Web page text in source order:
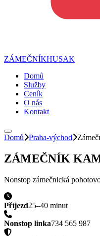
ZÁMEČNÍKHUSAK
Domů
Služby
Ceník
O nás
Kontakt
Domů Praha-východ
ZÁMEČNÍK
Nonstop zámečnická
Příjezd25–40 minut
Nonstop linka734 565 987